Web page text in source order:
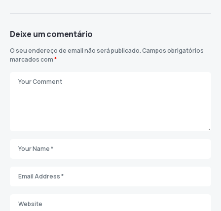
Deixe um comentário
O seu endereço de email não será publicado.Campos obrigatórios
marcados com*